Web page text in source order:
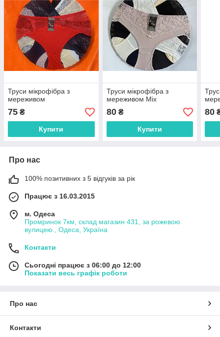
Труси мікрофібра з
мереживом
75 ₴
Купити
Труси мікрофібра з
мереживом Міх
80₴
Купити
80
Про нас
100% позитивних з 5 відгуків за рік
Працює з 16.03.2015
м. Одеса
Промринок 7км, склад магазин 431, за рожевою
вулицею., Одеса, Україна
Контакти
Сьогодні працює з 06:00 до 12:00
Показати весь графік роботи
Про нас
Контакти